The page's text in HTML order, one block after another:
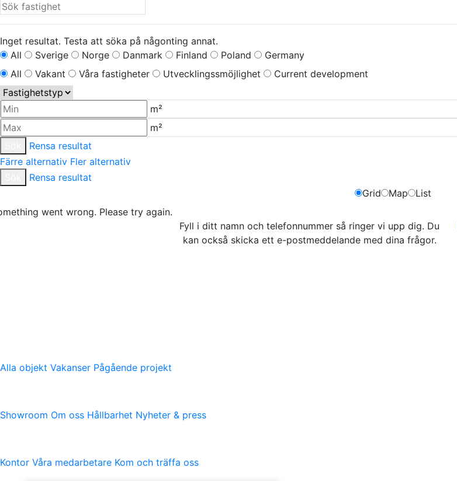
Inget resultat. Testa att söka på någonting annat.
All
Sverige Norge Danmark Finland Poland
Germany
All
Vakant Våra fastigheter Utvecklingssmöjlighet Current development
m²
m²
Rensa resultat
Färre alternativ Fler alternativ
Rensa resultat
Grid
Map
List
went wrong. Please try again.
Fyll i ditt namn och telefonnummer så ringer vi upp dig. Du
kan också skicka ett e-postmeddelande med dina frågor.
Alla objekt Vakanser Pågående projekt
Showroom Om oss Hållbarhet Nyheter & press
Kontor Våra medarbetare Kom och träffa oss